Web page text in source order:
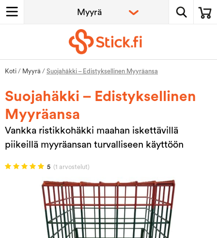
Koti / Myyrä / Suojahäkki – Edistyksellinen Myyräansa
Suojahäkki – Edistyksellinen
Myyräansa
Vankka ristikkohäkki maahan iskettävillä
piikeillä myyräansan turvalliseen käyttöön
5 (1 arvostelut)